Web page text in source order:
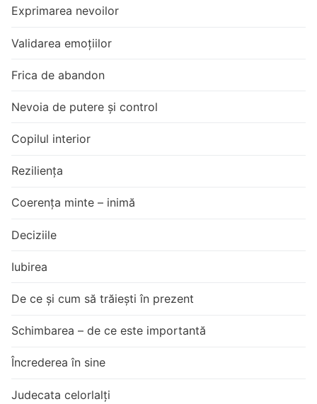
Exprimarea nevoilor
Validarea emoțiilor
Frica de abandon
Nevoia de putere și control
Copilul interior
Reziliența
Coerența minte – inimă
Deciziile
Iubirea
De ce și cum să trăiești în prezent
Schimbarea – de ce este importantă
Încrederea în sine
Judecata celorlalți